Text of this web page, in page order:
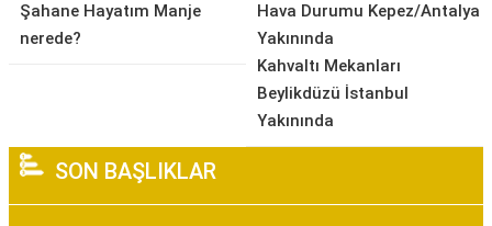
Şahane Hayatım Manje
nerede?
Hava Durumu Kepez/Antalya
Yakınında
Kahvaltı Mekanları
Beylikdüzü İstanbul
Yakınında
SON BAŞLIKLAR